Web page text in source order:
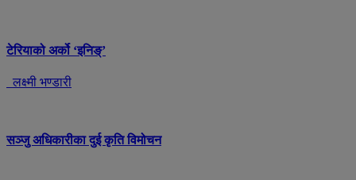
टेरियाको अर्को ‘इनिङ्’
लक्ष्मी भण्डारी
सञ्जु अधिकारीका दुई कृति विमोचन